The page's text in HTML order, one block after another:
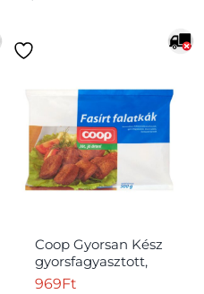
Coop Gyorsan Kész
gyorsfagyasztott,
készre sütött
969Ft